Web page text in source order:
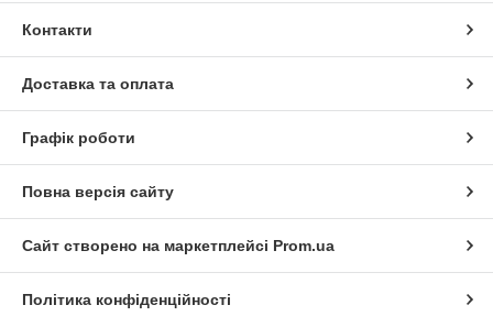
Контакти
Доставка та оплата
Графік роботи
Повна версія сайту
Сайт створено на маркетплейсі Prom.ua
Політика конфіденційності